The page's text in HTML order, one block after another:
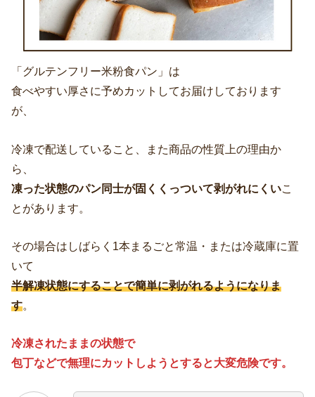
「グルテンフリー米粉食パン」は
食べやすい厚さに予めカットしてお届けしております
が、
冷凍で配送していること、また商品の性質上の理由か
ら、
凍った状態のパン同士が固くくっついて剥がれにくい こ
とがあります。
その場合はしばらく1本まるごと常温・または冷蔵庫に置
いて
半解凍状態にすることで簡単に剥がれるようになりま
す。
冷凍されたままの状態で
包丁などで無理にカットしようとすると大変危険です。